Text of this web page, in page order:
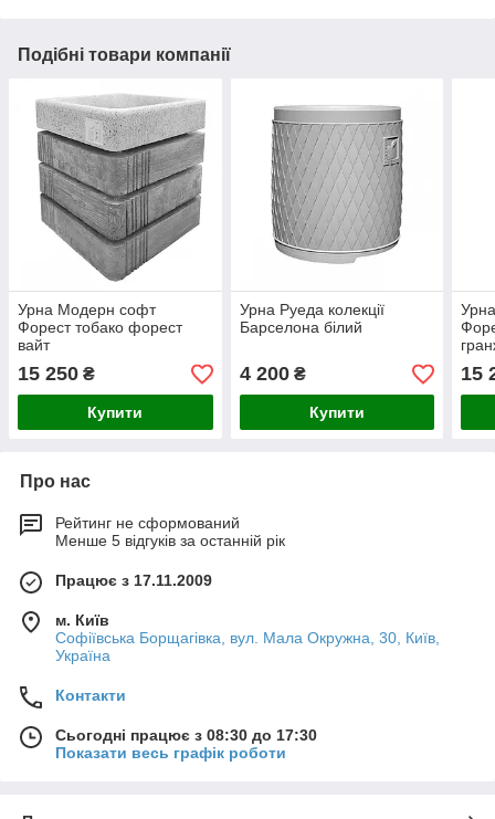
Подібні товари компанії
Урна Модерн софт
Форест тобако форест
вайт
15 250 ₴
Купити
Урна Руеда колекції
Барселона білий
4 200₴
Купити
15
Про нас
Рейтинг не сформований
Менше 5 відгуків за останній рік
Працює з 17.11.2009
м. Київ
Софіївська Борщагівка, вул. Мала Окружна, 30, Київ,
Україна
Контакти
Сьогодні працює з 08:30 до 17:30
Показати весь графік роботи